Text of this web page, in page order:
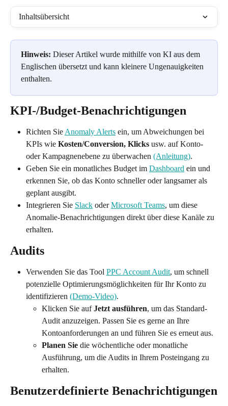
Inhaltsübersicht
Hinweis: Dieser Artikel wurde mithilfe von KI aus dem
Englischen übersetzt und kann kleinere Ungenauigkeiten
enthalten.
KPI-/Budget-Benachrichtigungen
Richten Sie Anomaly Alerts ein, um Abweichungen bei
KPIs wie Kosten/Conversion, Klicks usw. auf Konto-
oder Kampagnenebene zu überwachen (Anleitung).
Geben Sie ein monatliches Budget im Dashboard ein und
erkennen Sie, ob das Konto schneller oder langsamer als
geplant ausgibt.
Integrieren Sie Slack oder Microsoft Teams, um diese
Anomalie-Benachrichtigungen direkt über diese Kanäle zu
erhalten.
Audits
Verwenden Sie das Tool PPC Account Audit, um schnell
potenzielle Optimierungsmöglichkeiten für Ihr Konto zu
identifizieren (Demo-Video).
Klicken Sie auf Jetzt ausführen, um das Standard-
Audit anzuzeigen. Passen Sie es gerne an Ihre
Kontoanforderungen an und führen Sie es erneut aus.
Planen Sie die wöchentliche oder monatliche
Ausführung, um die Audits in Ihrem Posteingang zu
erhalten.
Benutzerdefinierte Benachrichtigungen